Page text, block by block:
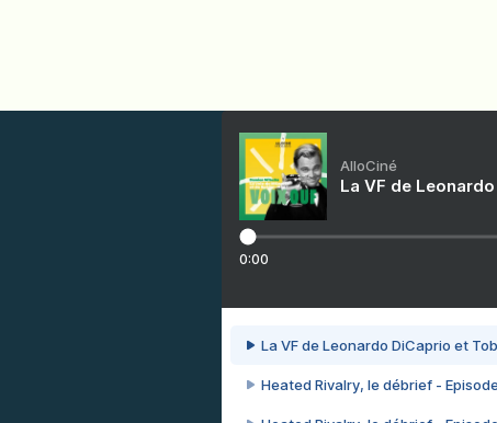
AlloCiné
La VF de
0:00
La VF de Leonardo DiCaprio et
Heated Rivalry, le débrief -